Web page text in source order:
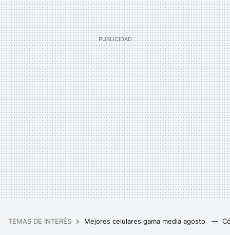
TEMAS DE INTERÉS Mejores celulares gama media agosto